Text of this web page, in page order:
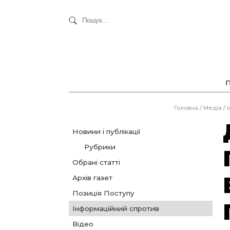
Головна / Медіа /
Новини і публікації
Рубрики
Обрані статті
Архів газет
Позиція Поступу
Інформаційний спротив
Відео